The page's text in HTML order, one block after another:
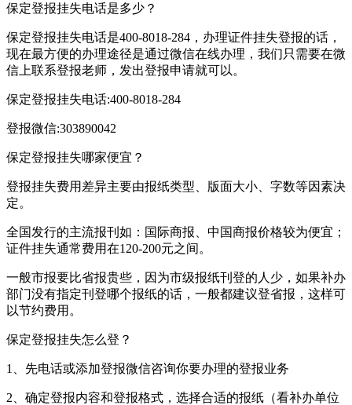
保定登报挂失电话是多少？
保定登报挂失电话是400-8018-284，办理证件挂失登报的话，
现在最方便的办理途径是通过微信在线办理，我们只需要在微
信上联系登报老师，发出登报申请就可以。
保定登报挂失电话:400-8018-284
登报微信:303890042
保定登报挂失哪家便宜？
登报挂失费用差异主要由报纸类型、版面大小、字数等因素决
定。
全国发行的主流报刊如：国际商报、中国商报价格较为便宜；
证件挂失通常费用在120-200元之间。
一般市报要比省报贵些，因为市级报纸刊登的人少，如果补办
部门没有指定刊登哪个报纸的话，一般都建议登省报，这样可
以节约费用。
保定登报挂失怎么登？
1、先电话或添加登报微信咨询你要办理的登报业务
2、确定登报内容和登报格式，选择合适的报纸（看补办单位